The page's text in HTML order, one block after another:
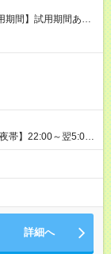
採用時と同じです。
すが、切り上げで
帯】22:00～翌5:00
では18歳以上の方
） ★深夜で
、安心して働けま
詳細へ